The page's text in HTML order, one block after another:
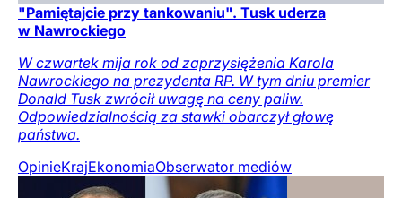
"Pamiętajcie przy tankowaniu". Tusk uderza
w Nawrockiego
W czwartek mija rok od zaprzysiężenia Karola
Nawrockiego na prezydenta RP. W tym dniu premier
Donald Tusk zwrócił uwagę na ceny paliw.
Odpowiedzialnością za stawki obarczył głowę
państwa.
OpinieKrajEkonomiaObserwator mediów